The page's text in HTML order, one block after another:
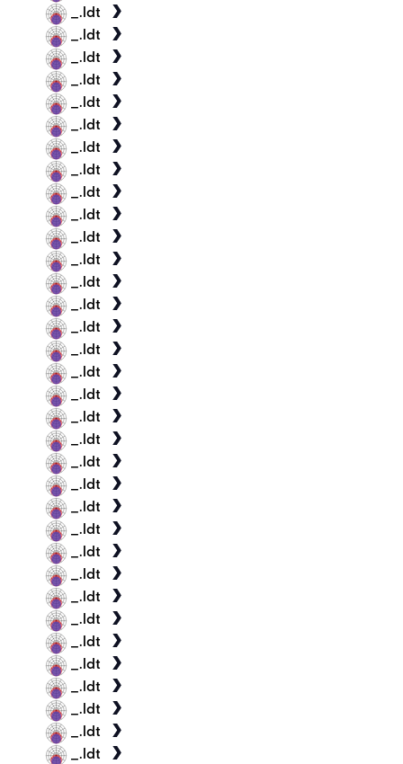
_.ldt
_.ldt
_.ldt
_.ldt
_.ldt
_.ldt
_.ldt
_.ldt
_.ldt
_.ldt
_.ldt
_.ldt
_.ldt
_.ldt
_.ldt
_.ldt
_.ldt
_.ldt
_.ldt
_.ldt
_.ldt
_.ldt
_.ldt
_.ldt
_.ldt
_.ldt
_.ldt
_.ldt
_.ldt
_.ldt
_.ldt
_.ldt
_.ldt
_.ldt